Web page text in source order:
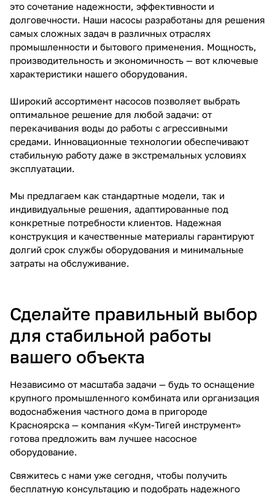
это сочетание надежности, эффективности и
долговечности. Наши насосы разработаны для решения
самых сложных задач в различных отраслях
промышленности и бытового применения. Мощность,
производительность и экономичность — вот ключевые
характеристики нашего оборудования.
Широкий ассортимент насосов позволяет выбрать
оптимальное решение для любой задачи: от
перекачивания воды до работы с агрессивными
средами. Инновационные технологии обеспечивают
стабильную работу даже в экстремальных условиях
эксплуатации.
Мы предлагаем как стандартные модели, так и
индивидуальные решения, адаптированные под
конкретные потребности клиентов. Надежная
конструкция и качественные материалы гарантируют
долгий срок службы оборудования и минимальные
затраты на обслуживание.
Сделайте правильный выбор
для стабильной работы
вашего объекта
Независимо от масштаба задачи — будь то оснащение
крупного промышленного комбината или организация
водоснабжения частного дома в пригороде
Красноярска — компания «Кум-Тигей инструмент»
готова предложить вам лучшее насосное
оборудование.
Свяжитесь с нами уже сегодня, чтобы получить
бесплатную консультацию и подобрать надежного